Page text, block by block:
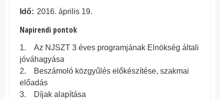
Idő 2016. április 19.
Napirendi pontok
1. Az NJSZT 3 éves programjának Elnökség általi
jóváhagyása
2. Beszámoló közgyűlés előkészítése, szakmai
előadás
3. Díjak alapítása